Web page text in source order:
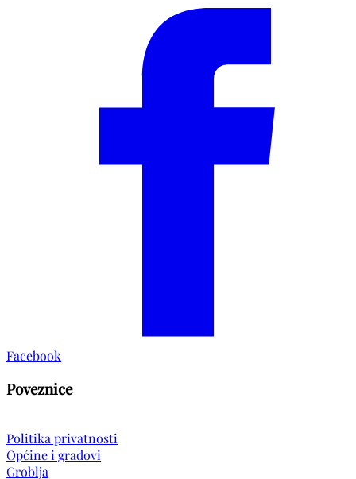
Facebook
Poveznice
Politika privatnosti
Općine i gradovi
Groblja